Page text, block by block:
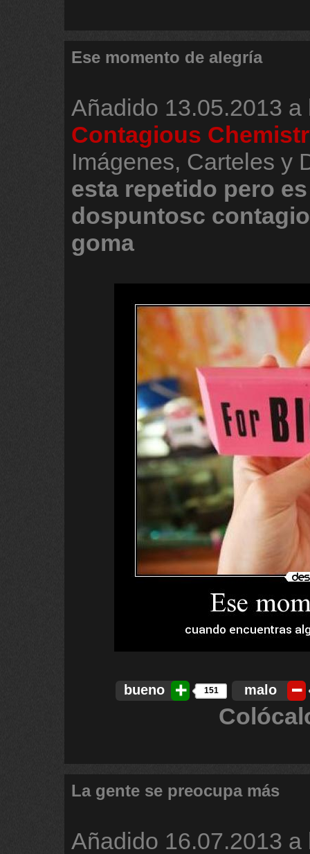
Ese momento de alegría
Añadido 13.05.2013 a
Contagious
Imágenes, Carteles y
esta repetido pero es
dospuntosc
goma
bueno 151 malo
La gente se preocupa más
Añadido 16.07.2013 a